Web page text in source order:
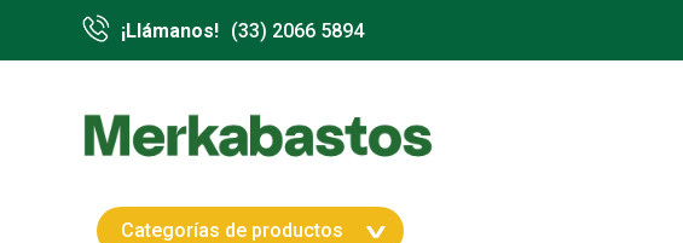
¡Llámanos! (33) 2066 5894
Hit enter to search or ESC to close
Categorías de productos